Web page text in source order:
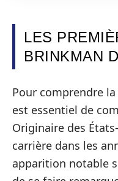
LES
BRINKMAN
Pour comprendre
est essentiel de
Originaire des
carrière dans les
apparition notable